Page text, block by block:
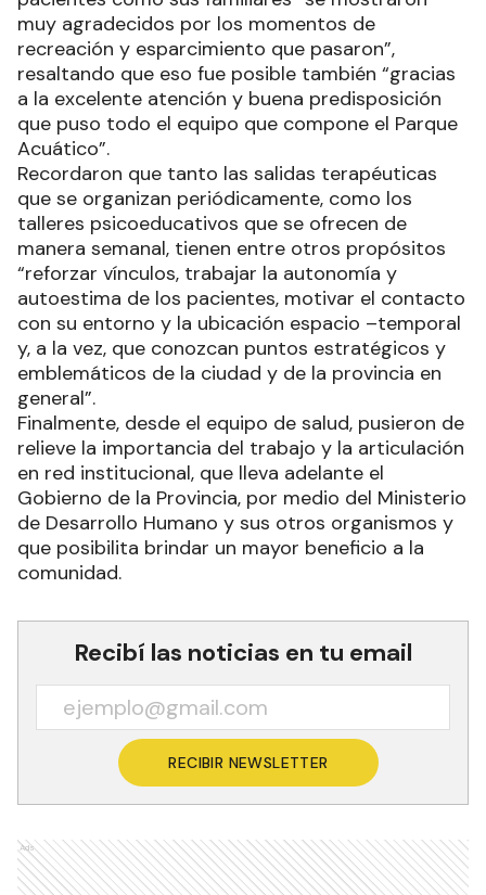
muy agradecidos por los momentos de
recreación y esparcimiento que pasaron”,
resaltando que eso fue posible también “gracias
a la excelente atención y buena predisposición
que puso todo el equipo que compone el Parque
Acuático”.
Recordaron que tanto las salidas terapéuticas
que se organizan periódicamente, como los
talleres psicoeducativos que se ofrecen de
manera semanal, tienen entre otros propósitos
“reforzar vínculos, trabajar la autonomía y
autoestima de los pacientes, motivar el contacto
con su entorno y la ubicación espacio –temporal
y, a la vez, que conozcan puntos estratégicos y
emblemáticos de la ciudad y de la provincia en
general”.
Finalmente, desde el equipo de salud, pusieron de
relieve la importancia del trabajo y la articulación
en red institucional, que lleva adelante el
Gobierno de la Provincia, por medio del Ministerio
de Desarrollo Humano y sus otros organismos y
que posibilita brindar un mayor beneficio a la
comunidad.
Recibí las noticias en tu email
RECIBIR NEWSLETTER
Ads